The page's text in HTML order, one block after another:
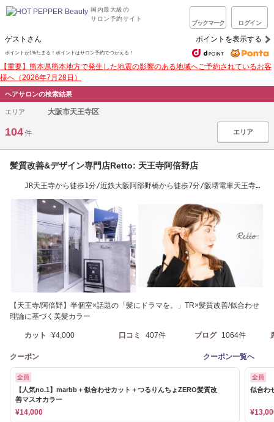
国内最大級の
サロン予約サイト
ブックマーク ログイン
ゲストさん ポイントを表示する
ポイントが1%たまる！ポイントはサロン予約でつかえる！
【重要】熊本県熊本地方で発生した地震の影響のある地域へご予約されているお客
様へ（2026年7月28日）
ヘアサロンの検索結果
エリア 大阪市天王寺区
104件 エリア
髪質改善&デザイン専門店Retto: 天王寺阿倍野店
JR天王寺から徒歩1分/近鉄大阪阿部野橋から徒歩7分/阪堺電車天王寺駅
【天王寺/阿倍野】半個室×話題の「髪にドラマを。」TR×髪質改善/似合わせ
理論に基づく美髪カラー
カット ¥4,000 口コミ 407件 ブログ 1064件
クーポン クーポン一覧へ
全員
【人気no.1】marbb＋似合わせカット＋つるりんちょZERO髪質改
善マスオカラー
¥14,000
全員
似合わ